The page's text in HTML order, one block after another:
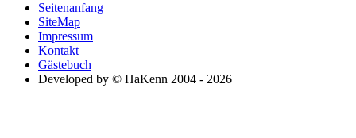
Seitenanfang
SiteMap
Impressum
Kontakt
Gästebuch
Developed by © HaKenn 2004 - 2026